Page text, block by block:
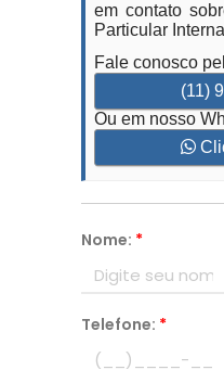
em contato
Particular
Fale conosco
(11)
Ou em nosso
Nome: *
Telefone: *